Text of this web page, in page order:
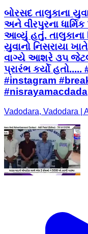
બોરસદ તાલુકાના
અને વીરપુરના
આવ્યું હતું. તાલુકાના
યુવાનો નિસરાયા
વાગ્યે આશરે ૩૫
પ્રારંભ કર્યો
#instagram
#nisrayamacdada
Vadodara, Vadodara |